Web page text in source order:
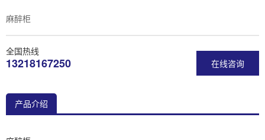
麻醉柜
在线咨询
全国热线
13218167250
产品介绍